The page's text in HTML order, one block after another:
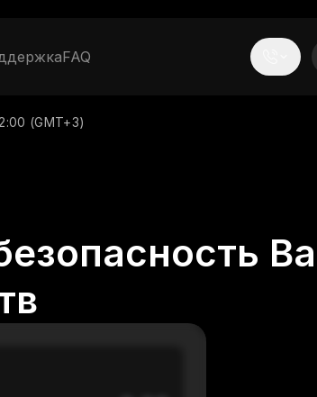
FAQ
(GMT+3)